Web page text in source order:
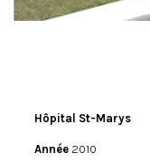
Hôpital St-Marys
Année 2010